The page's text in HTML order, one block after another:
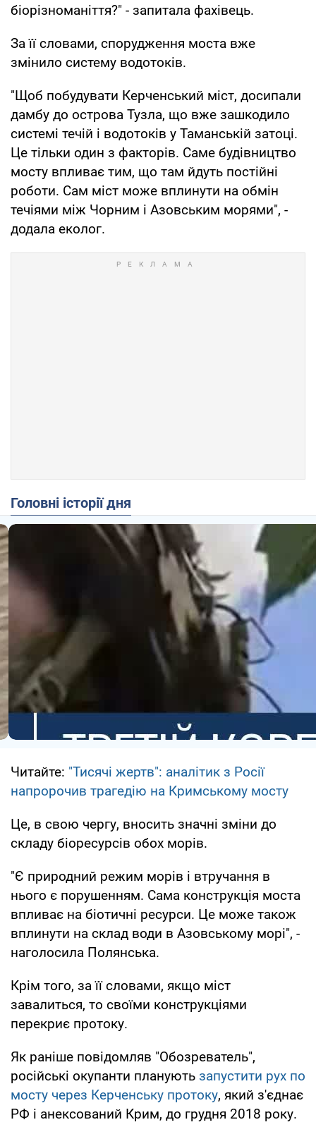
біорізноманіття?" - запитала фахівець.
За її словами, спорудження моста вже
змінило систему водотоків.
"Щоб побудувати Керченський міст, досипали
дамбу до острова Тузла, що вже зашкодило
системі течій і водотоків у Таманській затоці.
Це тільки один з факторів. Саме будівництво
мосту впливає тим, що там йдуть постійні
роботи. Сам міст може вплинути на обмін
течіями між Чорним і Азовським морями", -
додала еколог.
Головні історії дня
Читайте: "Тисячі жертв": аналітик з Росії
напророчив трагедію на Кримському мосту
Це, в свою чергу, вносить значні зміни до
складу біоресурсів обох морів.
"Є природний режим морів і втручання в
нього є порушенням. Сама конструкція моста
впливає на біотичні ресурси. Це може також
вплинути на склад води в Азовському морі", -
наголосила Полянська.
Крім того, за її словами, якщо міст
завалиться, то своїми конструкціями
перекриє протоку.
Як раніше повідомляв "Обозреватель",
російські окупанти планують запустити рух по
мосту через Керченську протоку, який з'єднає
РФ і анексований Крим, до грудня 2018 року.